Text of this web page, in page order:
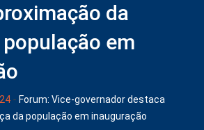
da
em
- Forum: Vice-governador destaca
da população em inauguração